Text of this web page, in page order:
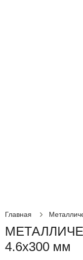
Главная
4.6x300 мм